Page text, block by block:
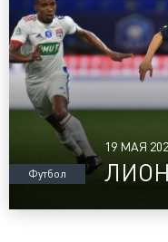
Футбол
19 МАЯ